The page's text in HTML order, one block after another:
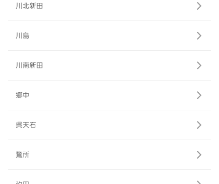
川北新田
川島
川南新田
郷中
呉天石
鷺所